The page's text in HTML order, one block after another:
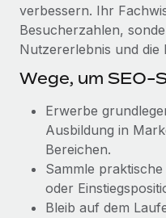
verbessern. Ihr
Besucherzahlen,
Nutzererlebnis und die
Wege, um SEO-
Erwerbe
Ausbildung in
Bereichen.
Sammle
oder
Bleib auf dem